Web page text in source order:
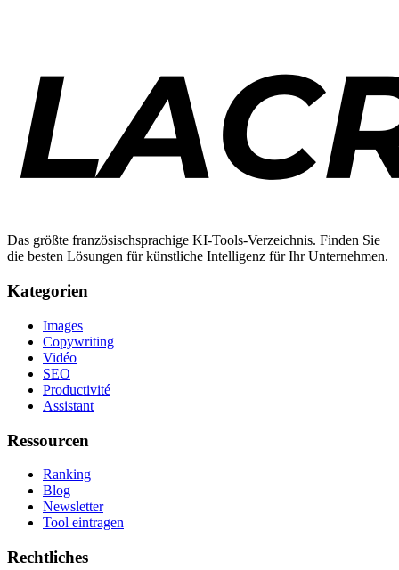
Das größte französischsprachige KI-Tools-Verzeichnis. Finden Sie
die besten Lösungen für künstliche Intelligenz für Ihr Unternehmen.
Kategorien
Images
Copywriting
Vidéo
SEO
Productivité
Assistant
Ressourcen
Ranking
Blog
Newsletter
Tool eintragen
Rechtliches